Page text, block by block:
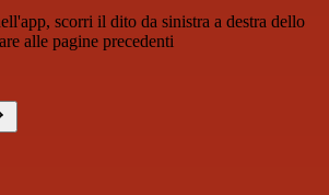
scorri il dito da sinistra a destra dello
alle pagine precedenti